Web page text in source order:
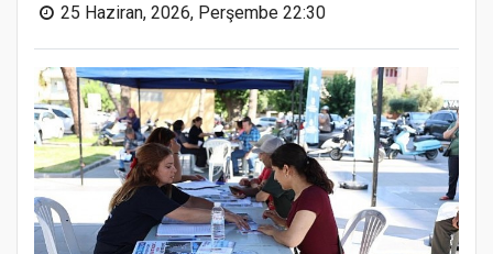
25 Haziran, 2026, Perşembe 22:30